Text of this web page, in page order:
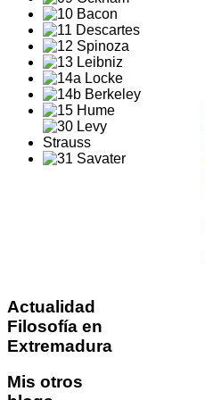
Actualidad
Filosofía en
Extremadura
Mis otros